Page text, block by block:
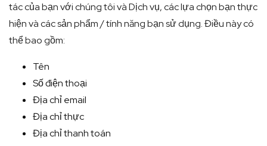
tác của bạn với chúng tôi và Dịch vụ, các lựa chọn bạn thực
hiện và các sản phẩm / tính năng bạn sử dụng. Điều này có
thể bao gồm:
Tên
Số điện thoại
Địa chỉ email
Địa chỉ thực
Địa chỉ thanh toán